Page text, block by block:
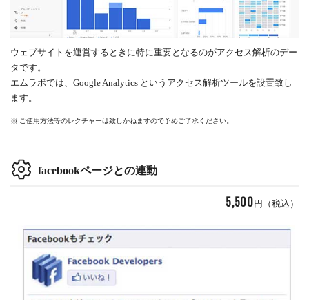
ウェブサイトを運営するときに特に重要となるのがアクセス解析のデー
タです。
エムラボでは、Google Analytics というアクセス解析ツールを設置致し
ます。
ご使用方法等のレクチャーは致しかねますので予めご了承ください。
facebookページとの連動
5,500 円（税込）